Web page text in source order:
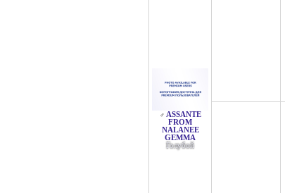
♂ ASSANTE
FROM
NALANEE
GEMMA
Голубой